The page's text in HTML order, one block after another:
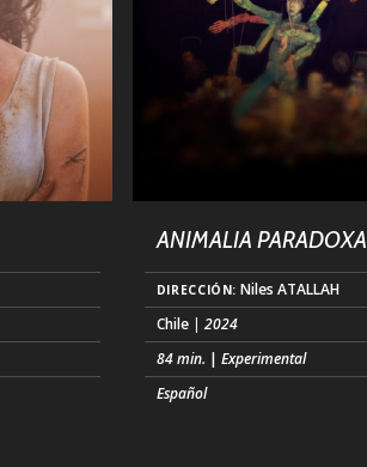
ANIMALIA PARADOXA
DIRECCIÓN: Niles ATALLAH
Chile| 2024
84 min. | Experimental
Español